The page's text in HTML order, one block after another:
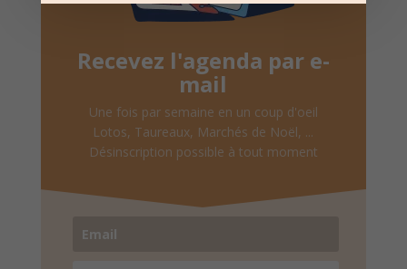
Recevez l'agenda par e-
mail
Une fois par semaine en un coup d'oeil
Lotos, Taureaux, Marchés de Noël, ...
Désinscription possible à tout moment